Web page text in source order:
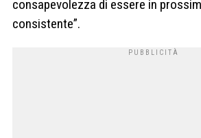
consapevolezza di essere in
consistente”.